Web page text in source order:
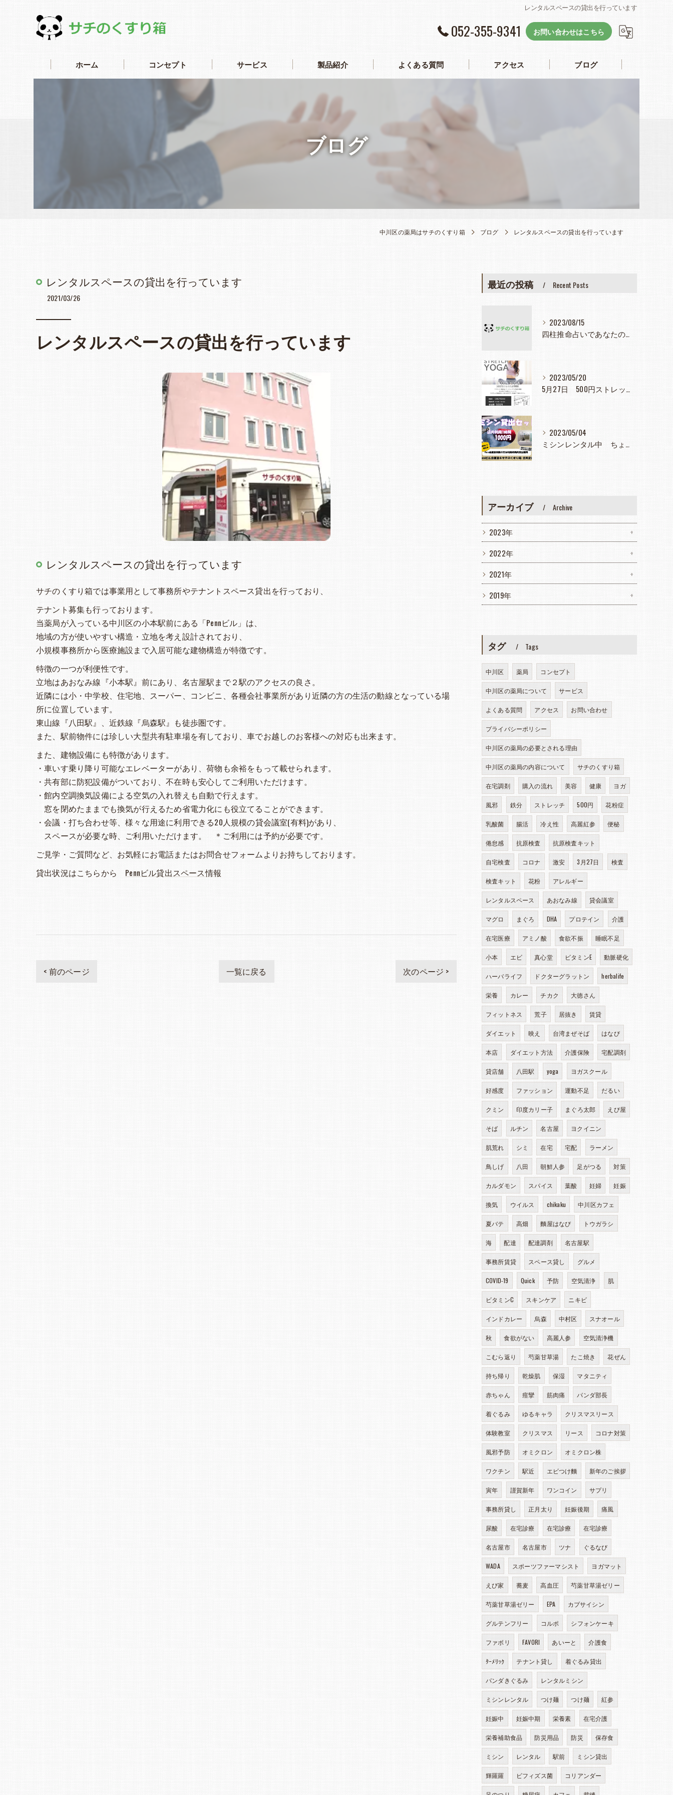
レンタルスペースの貸出を行っています
052-355-9341 お問い合わせはこちら
ホーム コンセプト サービス 製品紹介 よくある質問 アクセス ブログ
ブログ
中川区の薬局はサチのくすり箱 ブログ レンタルスペースの貸出を行っています
レンタルスペースの貸出を行っています
2021/03/26
レンタルスペースの貸出を行っています
レンタルスペースの貸出を行っています
サチのくすり箱では事業用として事務所やテナントスペース貸出を行っており、
テナント募集も行っております。
当薬局が入っている中川区の小本駅前にある「Pennビル」は、
地域の方が使いやすい構造・立地を考え設計されており、
小規模事務所から医療施設まで入居可能な建物構造が特徴です。
特徴の一つが利便性です。
立地はあおなみ線『小本駅』前にあり、名古屋駅まで２駅のアクセスの良さ。
近隣には小・中学校、住宅地、スーパー、コンビニ、各種会社事業所があり近隣の方の生活の動線となっている場
所に位置しています。
東山線『八田駅』、近鉄線『烏森駅』も徒歩圏です。
また、駅前物件には珍しい大型共有駐車場を有しており、車でお越しのお客様への対応も出来ます。
また、建物設備にも特徴があります。
・車いす乗り降り可能なエレベーターがあり、荷物も余裕をもって載せられます。
・共有部に防犯設備がついており、不在時も安心してご利用いただけます。
・館内空調換気設備による空気の入れ替えも自動で行えます。
窓を閉めたままでも換気が行えるため省電力化にも役立てることができます。
・会議・打ち合わせ等、様々な用途に利用できる20人規模の貸会議室(有料)があり、
スペースが必要な時、ご利用いただけます。 ＊ご利用には予約が必要です。
ご見学・ご質問など、お気軽にお電話またはお問合せフォームよりお持ちしております。
貸出状況はこちらから Pennビル貸出スペース情報
< 前のページ 一覧に戻る 次のページ >
最近の投稿 Recent Posts
2023/08/15
四柱推命占いであなたの人生見つめてみませんか？
2023/05/20
5月27日 500円ストレッチヨガ教室
2023/05/04
ミシンレンタル中 ちょっと使いたとき大活躍
アーカイブ Archive
2023年
2022年
2021年
2019年
タグ Tags
中川区 薬局 コンセプト
中川区の薬局について サービス
よくある質問 アクセス お問い合わせ
プライバシーポリシー
中川区の薬局の必要とされる理由
中川区の薬局の内容について サチのくすり箱
在宅調剤 購入の流れ 美容 健康 ヨガ
風邪 鉄分 ストレッチ 500円 花粉症
乳酸菌 腸活 冷え性 高麗紅参 便秘
倦怠感 抗原検査 抗原検査キット
自宅検査 コロナ 激安 3月27日 検査
検査キット 花粉 アレルギー
レンタルスペース あおなみ線 貸会議室
マグロ まぐろ DHA プロテイン 介護
在宅医療 アミノ酸 食欲不振 睡眠不足
小本 エビ 真心堂 ビタミンE 動脈硬化
ハーバライフ ドクターグラットン herbalife
栄養 カレー チカク 大徳さん
フィットネス 荒子 居抜き 賃貸
ダイエット 映え 台湾まぜそば はなび
本店 ダイエット方法 介護保険 宅配調剤
貸店舗 八田駅 yoga ヨガスクール
好感度 ファッション 運動不足 だるい
クミン 印度カリー子 まぐろ太郎 えび屋
そば ルチン 名古屋 ヨクイニン
肌荒れ シミ 在宅 宅配 ラーメン
鳥しげ 八田 朝鮮人参 足がつる 対策
カルダモン スパイス 葉酸 妊婦 妊娠
換気 ウイルス chikaku 中川区カフェ
夏バテ 高畑 麵屋はなび トウガラシ
海 配達 配達調剤 名古屋駅
事務所賃貸 スペース貸し グルメ
COVID-19 Quick 予防 空気清浄 肌
ビタミンC スキンケア ニキビ
インドカレー 烏森 中村区 スナオール
秋 食欲がない 高麗人参 空気清浄機
こむら返り 芍薬甘草湯 たこ焼き 花ぜん
持ち帰り 乾燥肌 保湿 マタニティ
赤ちゃん 痙攣 筋肉痛 パンダ部長
着ぐるみ ゆるキャラ クリスマスリース
体験教室 クリスマス リース コロナ対策
風邪予防 オミクロン オミクロン株
ワクチン 駅近 エビつけ麵 新年のご挨拶
寅年 謹賀新年 ワンコイン サプリ
事務所貸し 正月太り 妊娠後期 痛風
尿酸 在宅診療 在宅診療 在宅診療
名古屋市 名古屋市 ツナ ぐるなび
WADA スポーツファーマシスト ヨガマット
えび家 蕎麦 高血圧 芍薬甘草湯ゼリー
芍薬甘草湯ゼリー EPA カプサイシン
グルテンフリー コルポ シフォンケーキ
ファボリ FAVORI あいーと 介護食
ﾀｰﾒﾘｯｸ テナント貸し 着ぐるみ貸出
パンダきぐるみ レンタルミシン
ミシンレンタル つけ麺 つけ麺 紅参
妊娠中 妊娠中期 栄養素 在宅介護
栄養補助食品 防災用品 防災 保存食
ミシン レンタル 駅前 ミシン貸出
輝羅羅 ビフィズス菌 コリアンダー